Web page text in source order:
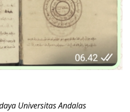
Universitas Andalas